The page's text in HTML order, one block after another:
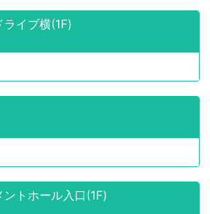
イブ横(1F)
トホール入口(1F)